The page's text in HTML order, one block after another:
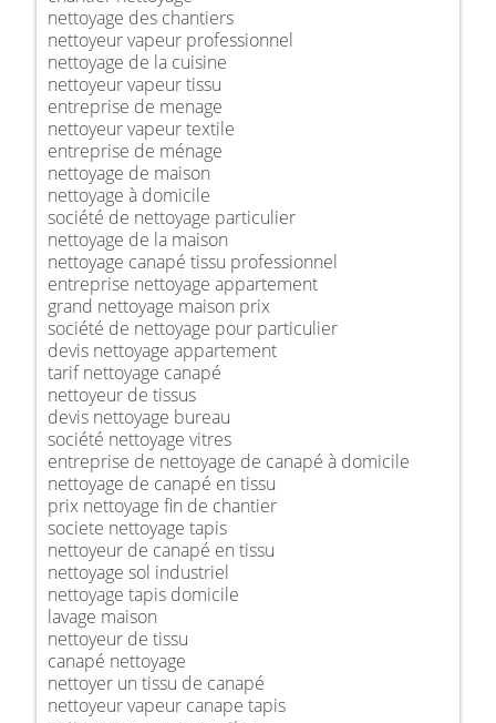
nettoyage des chantiers
nettoyeur vapeur professionnel
nettoyage de la cuisine
nettoyeur vapeur tissu
entreprise de menage
nettoyeur vapeur textile
entreprise de ménage
nettoyage de maison
nettoyage à domicile
société de nettoyage particulier
nettoyage de la maison
nettoyage canapé tissu professionnel
entreprise nettoyage appartement
grand nettoyage maison prix
société de nettoyage pour particulier
devis nettoyage appartement
tarif nettoyage canapé
nettoyeur de tissus
devis nettoyage bureau
société nettoyage vitres
entreprise de nettoyage de canapé à domicile
nettoyage de canapé en tissu
prix nettoyage fin de chantier
societe nettoyage tapis
nettoyeur de canapé en tissu
nettoyage sol industriel
nettoyage tapis domicile
lavage maison
nettoyeur de tissu
canapé nettoyage
nettoyer un tissu de canapé
nettoyeur vapeur canape tapis